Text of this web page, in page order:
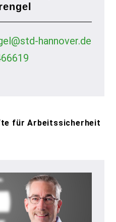
hannover.de
für Arbeitssicherheit